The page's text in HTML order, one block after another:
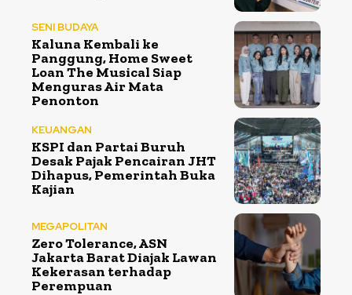
SENI BUDAYA
Kaluna Kembali ke
Panggung, Home Sweet
Loan The Musical Siap
Menguras Air Mata
Penonton
KEUANGAN
KSPI dan Partai Buruh
Desak Pajak Pencairan JHT
Dihapus, Pemerintah Buka
Kajian
MEGAPOLITAN
Zero Tolerance, ASN
Jakarta Barat Diajak Lawan
Kekerasan terhadap
Perempuan